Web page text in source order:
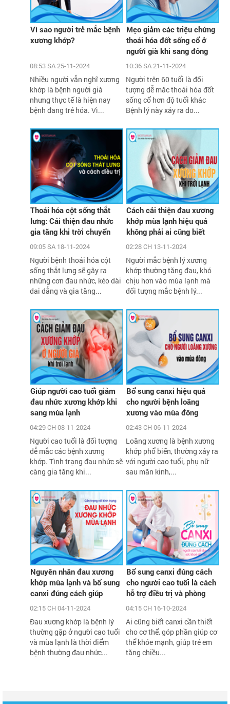
Vì sao người trẻ mắc bệnh
xương khớp?
08:53 SA 25-11-2024
Nhiều người vẫn nghĩ xương
khớp là bệnh người già
nhưng thực tế là hiện nay
bệnh đang trẻ hóa. Vì...
Mẹo giảm các triệu chứng
thoái hóa đốt sống cổ ở
người già khi sang đông
10:36 SA 21-11-2024
Người trên 60 tuổi là đối
tượng dễ mắc thoái hóa đốt
sống cổ hơn độ tuổi khác
Bệnh lý này xảy ra do...
Thoái hóa cột sống thắt
lưng: Cải thiện đau nhức
gia tăng khi trời chuyển
lạnh
09:05 SA 18-11-2024
Người bệnh thoái hóa cột
sống thắt lưng sẽ gây ra
những cơn đau nhức, kéo dài
dai dẳng và gia tăng...
Cách cải thiện đau xương
khớp mùa lạnh hiệu quả
không phải ai cũng biết
02:28 CH 13-11-2024
Người mắc bệnh lý xương
khớp thường tăng đau, khó
chịu hơn vào mùa lạnh mà
đối tượng mắc bệnh lý...
Giúp người cao tuổi giảm
đau nhức xương khớp khi
sang mùa lạnh
04:29 CH 08-11-2024
Người cao tuổi là đối tượng
dễ mắc các bệnh xương
khớp. Tình trạng đau nhức sẽ
càng gia tăng khi...
Bổ sung canxi hiệu quả
cho người bệnh loãng
xương vào mùa đông
02:43 CH 06-11-2024
Loãng xương là bệnh xương
khớp phổ biến, thường xảy ra
với người cao tuổi, phụ nữ
sau mãn kinh,...
Nguyên nhân đau xương
khớp mùa lạnh và bổ sung
canxi đúng cách giúp
phòng bệnh
02:15 CH 04-11-2024
Đau xương khớp là bệnh lý
thường gặp ở người cao tuổi
và mùa lạnh là thời điểm
bệnh thường đau nhức...
Bổ sung canxi đúng cách
cho người cao tuổi là cách
hỗ trợ điều trị và phòng
bệnh xương khớp hiệu quả
04:15 CH 16-10-2024
Ai cũng biết canxi cần thiết
cho cơ thể, góp phần giúp cơ
thể khỏe mạnh, giúp trẻ em
tăng chiều...